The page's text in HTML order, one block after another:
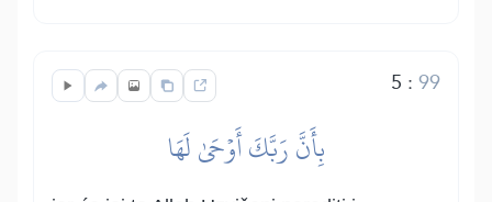
5 :99
بِأَنَّ رَبَّكَ أَوۡحَىٰ لَهَا